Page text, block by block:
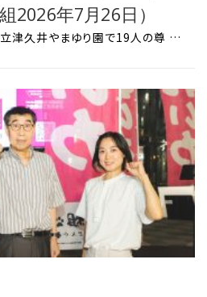
2026年7月26日）
津久井やまゆり園で19人の尊 …